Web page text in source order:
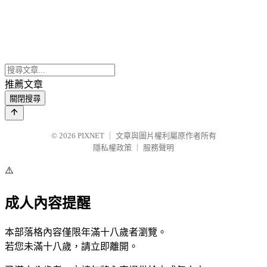
推薦文章
關閉搜尋
© 2026 PIXNET
文章與圖片權利屬原作者所有
隱私權政策
服務聲明
⚠️
成人內容提醒
本部落格內容僅限年滿十八歲者瀏覽。
若您未滿十八歲，請立即離開。